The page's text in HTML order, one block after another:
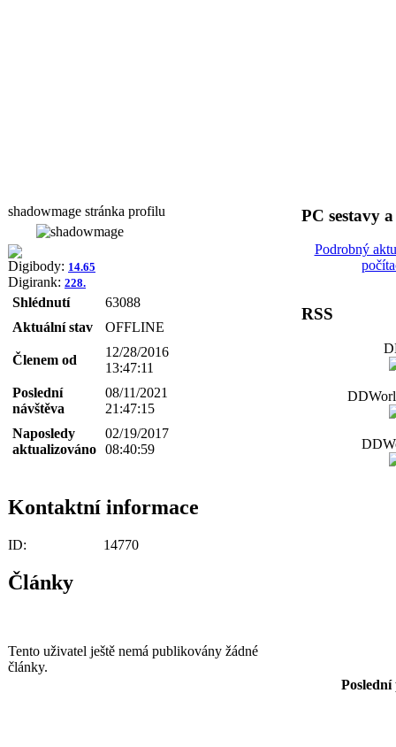
shadowmage stránka profilu
Digibody: 14.65
Digirank: 228.
Shlédnutí
63088
Aktuální stav
OFFLINE
Členem od
12/28/2016
13:47:11
Poslední
návštěva
08/11/2021
21:47:15
Naposledy
aktualizováno
02/19/2017
08:40:59
Kontaktní informace
ID: 14770
Články
Tento uživatel ještě nemá publikovány žádné
články.
PC sestavy
Podrobný
RSS